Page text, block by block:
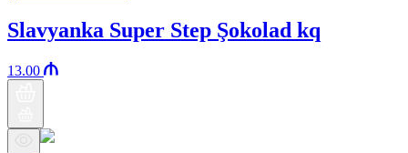
Slavyanka Super Step Şokolad kq
13.00